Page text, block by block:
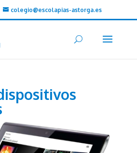
colegio@escolapias-astorga.es